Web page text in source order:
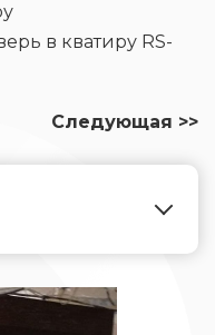
в кватиру RS-
Следующая >>